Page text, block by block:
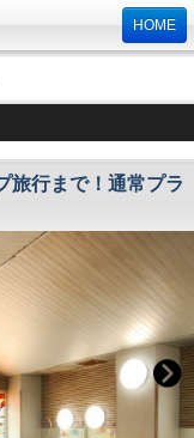
HOME
旅行まで！通常プラ